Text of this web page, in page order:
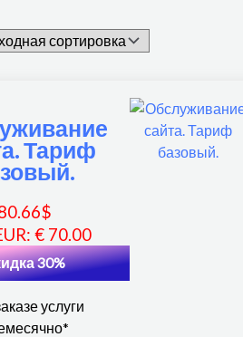
Тариф
$
: € 70.00
30%
услуги